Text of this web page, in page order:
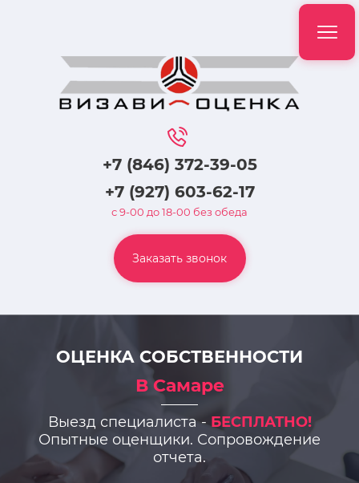
+7 (846) 372-39-05
+7 (927) 603-62-17
с 9-00 до 18-00 без обеда
Заказать звонок
ОЦЕНКА СОБСТВЕННОСТИ
В Самаре
Выезд специалиста -БЕСПЛАТНО!
Опытные оценщики. Сопровождение
отчета.